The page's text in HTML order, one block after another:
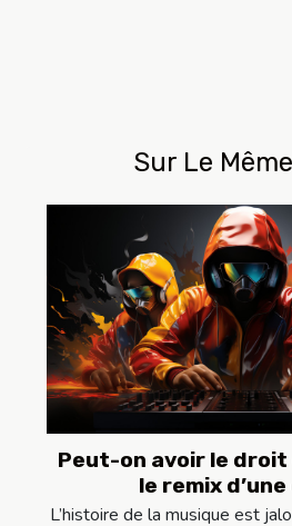
Sur Le
Peut-on avoir le droit
le remix
L’histoire de la musique est